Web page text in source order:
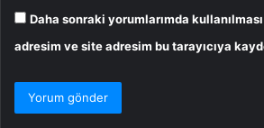
Daha sonraki yorumlarımda
adresim ve site adresim bu tarayıcıya